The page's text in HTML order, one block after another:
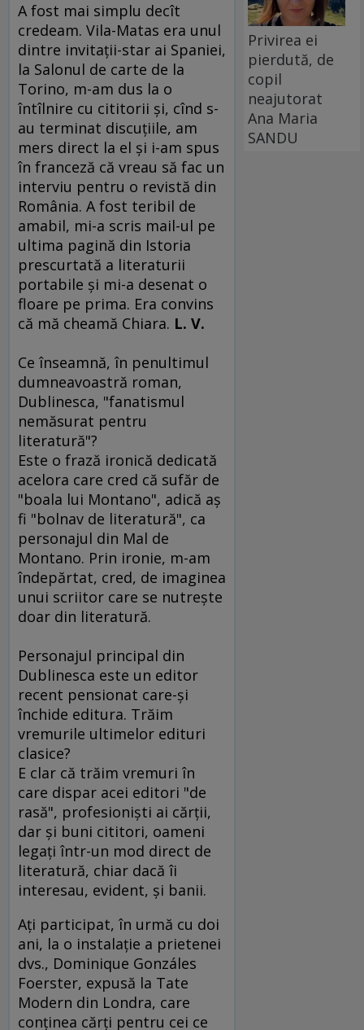
A fost mai simplu decît
credeam. Vila-Matas era unul
dintre invitaţii-star ai Spaniei,
la Salonul de carte de la
Torino, m-am dus la o
întîlnire cu cititorii şi, cînd s-
au terminat discuţiile, am
mers direct la el şi i-am spus
în franceză că vreau să fac un
interviu pentru o revistă din
România. A fost teribil de
amabil, mi-a scris mail-ul pe
ultima pagină din Istoria
prescurtată a literaturii
portabile şi mi-a desenat o
floare pe prima. Era convins
că mă cheamă Chiara. L. V.
Ce înseamnă, în penultimul
dumneavoastră roman,
Dublinesca, "fanatismul
nemăsurat pentru
literatură"?
Este o frază ironică dedicată
acelora care cred că sufăr de
"boala lui Montano", adică aş
fi "bolnav de literatură", ca
personajul din Mal de
Montano. Prin ironie, m-am
îndepărtat, cred, de imaginea
unui scriitor care se nutreşte
doar din literatură.
Personajul principal din
Dublinesca este un editor
recent pensionat care-şi
închide editura. Trăim
vremurile ultimelor edituri
clasice?
E clar că trăim vremuri în
care dispar acei editori "de
rasă", profesionişti ai cărţii,
dar şi buni cititori, oameni
legaţi într-un mod direct de
literatură, chiar dacă îi
interesau, evident, şi banii.
Aţi participat, în urmă cu doi
ani, la o instalaţie a prietenei
dvs., Dominique Gonzáles
Foerster, expusă la Tate
Modern din Londra, care
conţinea cărţi pentru cei ce
Privirea ei
pierdută, de
copil
neajutorat
Ana Maria
SANDU